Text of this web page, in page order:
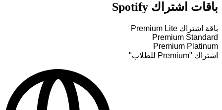
باقات اشتراك Spotify
باقة اشتراك Premium Lite
Premium Standard
Premium Platinum
اشتراك "Premium للطلاب"